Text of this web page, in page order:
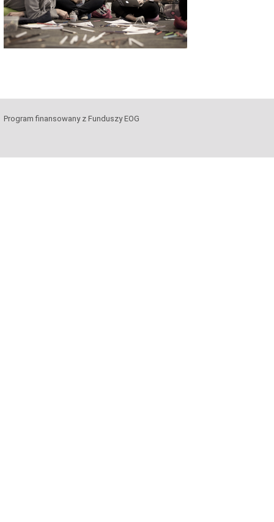
Program finansowany z Funduszy EOG